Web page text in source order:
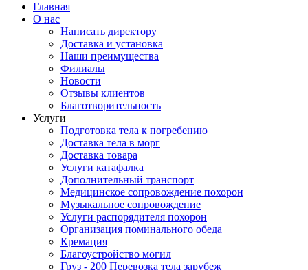
Главная
О нас
Написать директору
Доставка и установка
Наши преимущества
Филиалы
Новости
Отзывы клиентов
Благотворительность
Услуги
Подготовка тела к погребению
Доставка тела в морг
Доставка товара
Услуги катафалка
Дополнительный транспорт
Медицинское сопровождение похорон
Музыкальное сопровождение
Услуги распорядителя похорон
Организация поминального обеда
Кремация
Благоустройство могил
Груз - 200 Перевозка тела зарубеж